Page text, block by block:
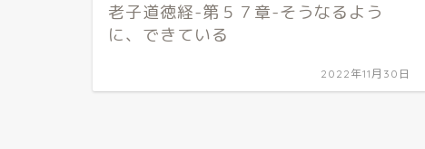
老子道徳経-第５７章-そうなるよう
に、できている
2022年11月30日